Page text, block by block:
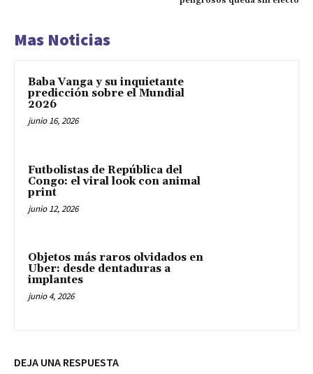
Mas Noticias
Baba Vanga y su inquietante
predicción sobre el Mundial
2026
junio 16, 2026
Futbolistas de República del
Congo: el viral look con animal
print
junio 12, 2026
Objetos más raros olvidados en
Uber: desde dentaduras a
implantes
junio 4, 2026
DEJA UNA RESPUESTA